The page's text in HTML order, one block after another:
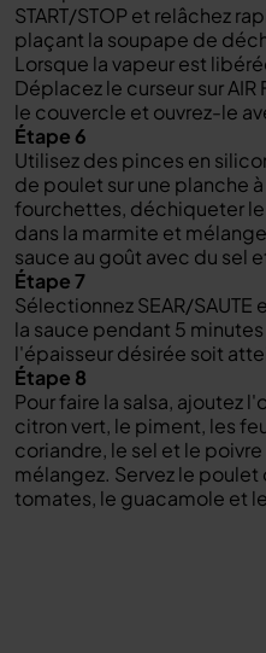
START/STOP et relâchez
plaçant la soupape de
Lorsque la vapeur est
Déplacez le curseur sur
le couvercle et ouvrez-le
Étape 6
Utilisez des pinces en
de poulet sur une planche
fourchettes, déchiqueter
dans la marmite et
sauce au goût avec du sel
Étape 7
Sélectionnez SEAR/
la sauce pendant 5
l'épaisseur désirée soit
Étape 8
Pour faire la salsa, ajoutez
citron vert, le piment, les
coriandre, le sel et le
mélangez. Servez le poulet
tomates, le guacamole et